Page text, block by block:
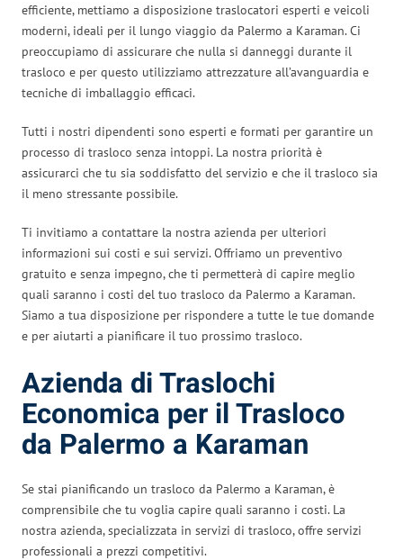
efficiente, mettiamo a disposizione traslocatori esperti e veicoli
moderni, ideali per il lungo viaggio da Palermo a Karaman. Ci
preoccupiamo di assicurare che nulla si danneggi durante il
trasloco e per questo utilizziamo attrezzature all’avanguardia e
tecniche di imballaggio efficaci.
Tutti i nostri dipendenti sono esperti e formati per garantire un
processo di trasloco senza intoppi. La nostra priorità è
assicurarci che tu sia soddisfatto del servizio e che il trasloco sia
il meno stressante possibile.
Ti invitiamo a contattare la nostra azienda per ulteriori
informazioni sui costi e sui servizi. Offriamo un preventivo
gratuito e senza impegno, che ti permetterà di capire meglio
quali saranno i costi del tuo trasloco da Palermo a Karaman.
Siamo a tua disposizione per rispondere a tutte le tue domande
e per aiutarti a pianificare il tuo prossimo trasloco.
Azienda di Traslochi
Economica per il Trasloco
da Palermo a Karaman
Se stai pianificando un trasloco da Palermo a Karaman, è
comprensibile che tu voglia capire quali saranno i costi. La
nostra azienda, specializzata in servizi di trasloco, offre servizi
professionali a prezzi competitivi.